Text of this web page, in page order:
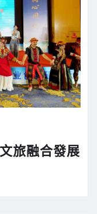
旅融合發展